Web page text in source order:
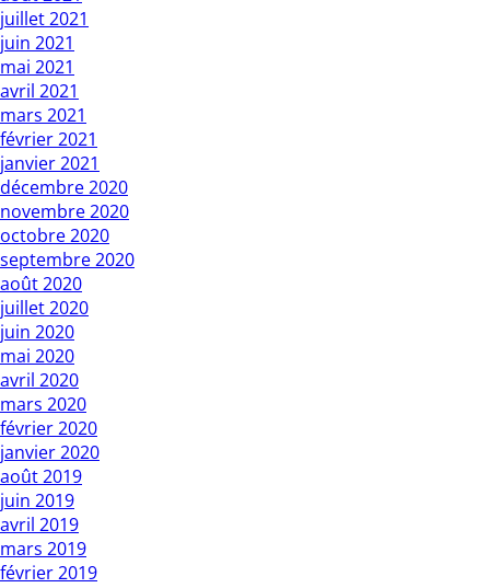
juillet 2021
juin 2021
mai 2021
avril 2021
mars 2021
février 2021
janvier 2021
décembre 2020
novembre 2020
octobre 2020
septembre 2020
août 2020
juillet 2020
juin 2020
mai 2020
avril 2020
mars 2020
février 2020
janvier 2020
août 2019
juin 2019
avril 2019
mars 2019
février 2019